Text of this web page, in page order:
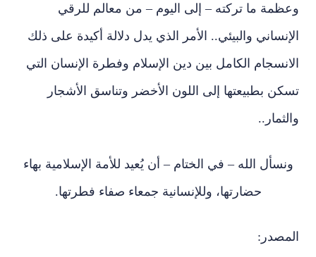
وعظمة ما تركته – إلى اليوم – من معالم للرقي
الإنساني والبيئي.. الأمر الذي يدل دلالة أكيدة على ذلك
الانسجام الكامل بين دين الإسلام وفطرة الإنسان التي
تسكن بطبيعتها إلى اللون الأخضر وتناسق الأشجار
والثمار..
ونسأل الله – في الختام – أن يُعيد للأمة الإسلامية بهاء
حضارتها، وللإنسانية جمعاء صفاء فطرتها.
المصدر: